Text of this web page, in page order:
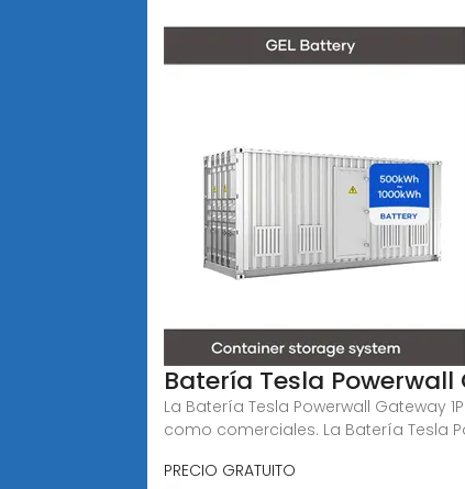
Batería Tesla Powerwall
La Batería Tesla Powerwall Gateway
como comerciales. La Batería Tesla
PRECIO GRATUITO